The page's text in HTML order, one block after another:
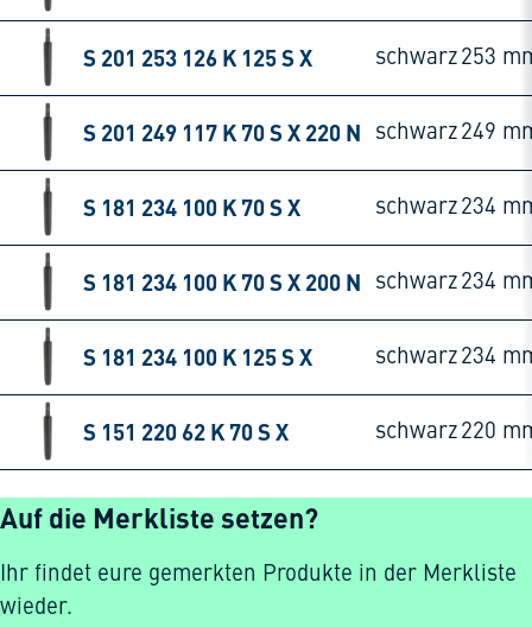
S 201 253 126 K 125 S X schwarz 253
S 201 249 117 K 70 S X 220 N schwarz 249
S 181 234 100 K 70 S X schwarz 234
S 181 234 100 K 70 S X 200 N schwarz 234
S 181 234 100 K 125 S X schwarz 234
S 151 220 62 K 70 S X schwarz 220
Auf die Merkliste setzen?
Ihr findet eure gemerkten Produkte in der Merkliste
wieder.